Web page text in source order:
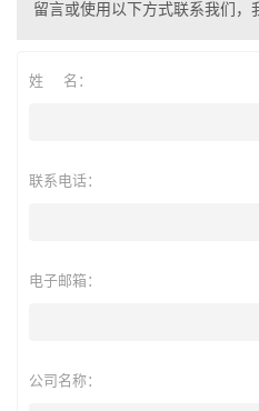
留言或使用以下方式联系我们，
姓 名：
联系电话：
电子邮箱：
公司名称：